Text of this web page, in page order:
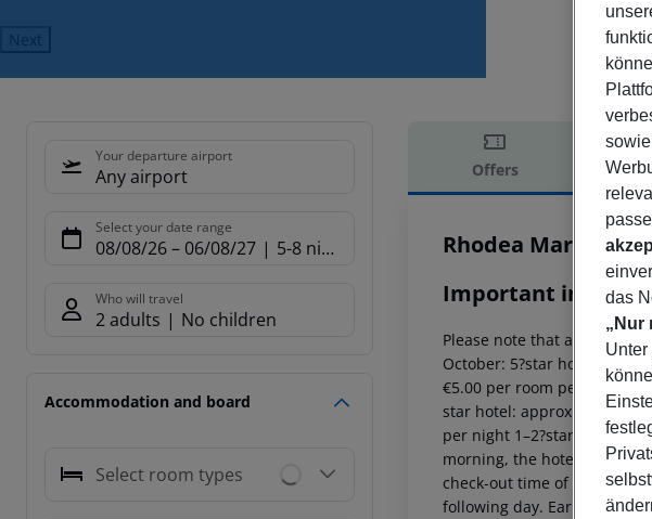
Next
Your departure airport
Any airport
Select your date range
08/08/26– 06/08/27 5-8 nights
Who will travel
2 adults No children
Accommodation and board
Select room types
Offers
Offer
Rhodea Mar
Important info
Please note that a climate
October: 5?star hotel:
€5.00 per room per night
star hotel: approx. €4.00
per night 1–2?star hotel:
morning, the hotel room is
check-out time of the hotel
following day. Early check-
das
„Nur
Unter